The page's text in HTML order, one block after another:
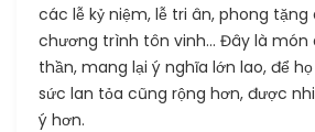
các lễ kỷ niệm, lễ tri ân, phong tặng
chương trình tôn vinh... Đây là món
thần, mang lại ý nghĩa lớn lao, để
sức lan tỏa cũng rộng hơn, được
ý hơn.